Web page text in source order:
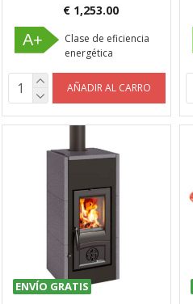
€ 1,253.00
A+
Clase de eficiencia
energética
AÑADIR AL CARRO
ENVÍO GRATIS